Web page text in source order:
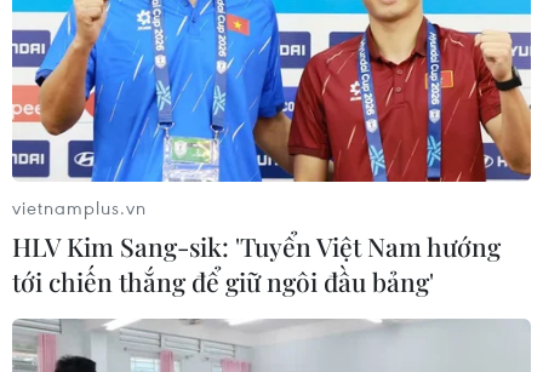
vietnamplus.vn
HLV Kim Sang-sik: 'Tuyển Việt Nam hướng
tới chiến thắng để giữ ngôi đầu bảng'